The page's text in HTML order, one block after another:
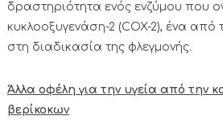
δραστηριότητα ενός ενζύμου που
κυκλοοξυγενάση-2 (COX-2), ένα από
στη διαδικασία της φλεγμονής.
Άλλα οφέλη για την υγεία από την
βερίκοκων